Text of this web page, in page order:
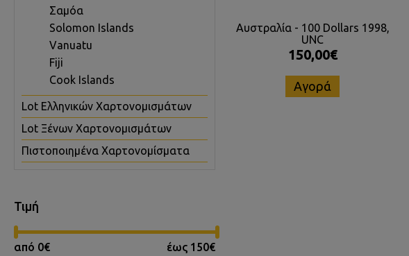
Σαμόα
Solomon Islands
Vanuatu
Fiji
Cook Islands
Lot Ελληνικών Χαρτονομισμάτων
Lot Ξένων Χαρτονομισμάτων
Πιστοποιημένα Χαρτονομίσματα
Τιμή
από 0€ έως 150€
Αυστραλία - 100 Dollars 1998,
UNC
150,00€
Αγορά